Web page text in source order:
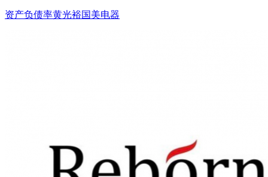
资产负债率黄光裕国美电器